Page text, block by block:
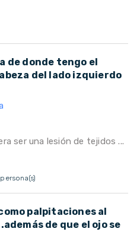
de donde tengo el
del lado izquierdo
ser una lesión de tejidos ...
palpitaciones al
de que el ojo se